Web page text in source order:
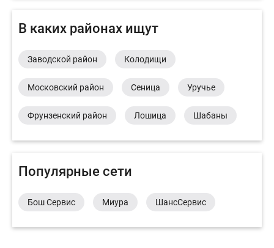
В каких районах ищут
Заводской район Колодищи
Московский район Сеница Уручье
Фрунзенский район Лошица Шабаны
Популярные сети
Бош Сервис Миура ШансСервис